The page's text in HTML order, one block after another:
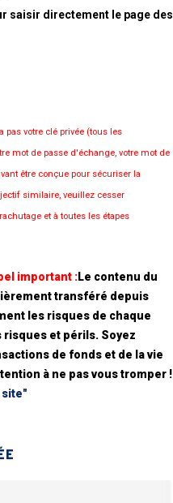
saisir directement le page des
pas votre clé privée (tous les
mot de passe d'échange, votre mot de
être conçue pour sécuriser la
similaire, veuillez cesser
et à toutes les étapes
important :Le contenu du
transféré depuis
les risques de chaque
risques et périls. Soyez
de fonds et de la vie
à ne pas vous tromper !
site"